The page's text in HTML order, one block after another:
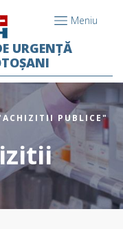
Meniu
URGENȚĂ
PUBLICE"